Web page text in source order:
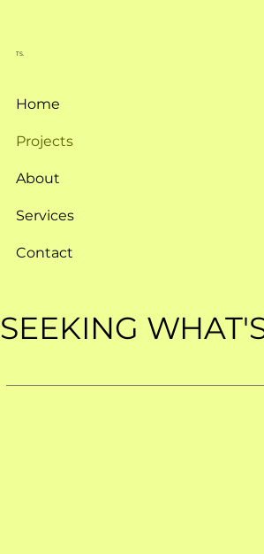
TS.
Home
Projects
About
Services
Contact
SEEKING